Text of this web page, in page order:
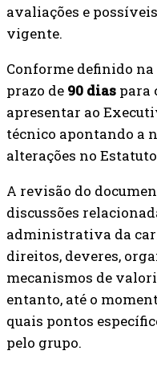
avaliações e
vigente.
Conforme definido
prazo de 90 dias para
apresentar ao
técnico apontando a
alterações no
A revisão do
discussões
administrativa da
direitos, deveres,
mecanismos de
entanto, até o
quais pontos
pelo grupo.